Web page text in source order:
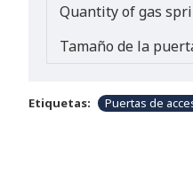
Quantity of gas
Tamaño de la
Etiquetas: Puertas de